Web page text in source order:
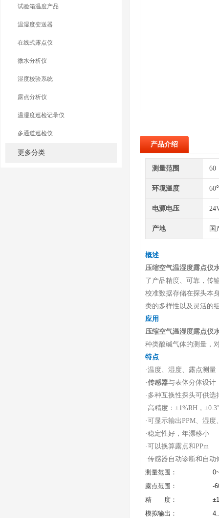
试验箱温度产品
温湿度变送器
在线式露点仪
微水分析仪
湿度校验系统
露点分析仪
温湿度巡检记录仪
多通道巡检仪
更多分类
产品介绍
测量范围 60
环境温度
电源电压
产地 国
概述
压缩空气温湿度露点仪
了产品精度、可靠，传
校准数据存储在探头本
类的多样性以及灵活的
应用
压缩空气温湿度露点仪
种类酸碱气体的测量，
特点
·温度、湿度、露点测量
·传感器与表体分体设计
· 多种互换性探头可供
· 高精度：±1%RH，
·可显示输出PPM、湿度
·稳定性好，年漂移小
·可以换算露点和PPm
·传感器自动诊断和自动
测量范围：
露点范围：
-
精 度：
模拟输出：